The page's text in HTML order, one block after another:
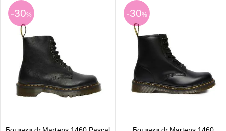
-30% -30%